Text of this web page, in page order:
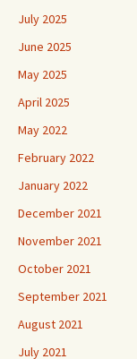
July 2025
June 2025
May 2025
April 2025
May 2022
February 2022
January 2022
December 2021
November 2021
October 2021
September 2021
August 2021
July 2021